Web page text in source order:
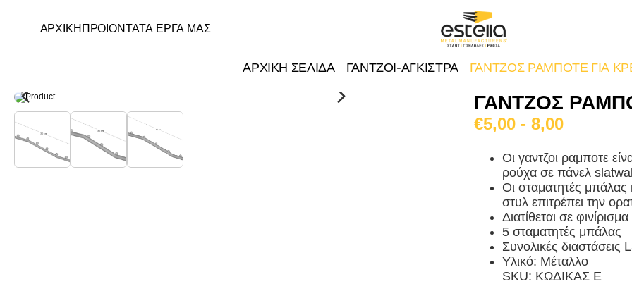
ΑΡΧΙΚΗΠΡΟΙΟΝΤΑΤΑ ΕΡΓΑ ΜΑΣ
ΑΡΧΙΚΗ ΣΕΛΙΔΑ ΓΑΝΤΖΟΙ-ΑΓΚΙΣΤΡΑ ΓΑΝΤΖΟΣ ΡΑΜΠΟΤΕ ΓΙΑ
ΓΑΝΤΖΟΣ
€5,00 - 8,00
Οι γαντζοι ραμποτε
ρούχα σε πάνελ slatwall
Οι σταματητές
στυλ επιτρέπει την
Διατίθεται σε
5 σταματητές μπάλας
Συνολικές
Υλικό: Μέταλλο
SKU: ΚΩΔΙΚΑΣ Ε